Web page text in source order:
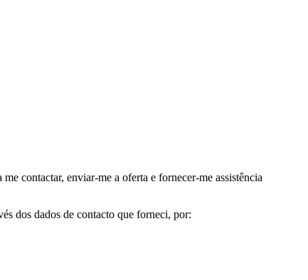
contactar, enviar-me a oferta e fornecer-me assistência
dos dados de contacto que forneci, por: